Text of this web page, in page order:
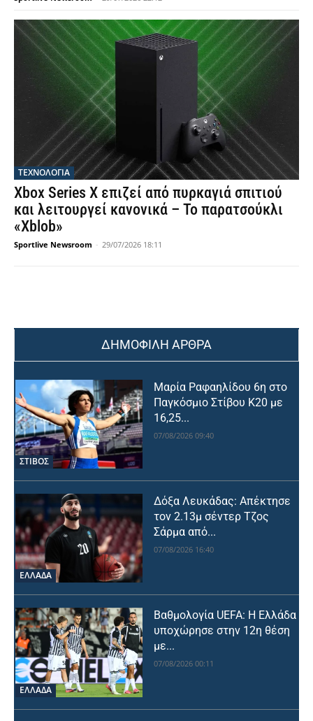
ΤΕΧΝΟΛΟΓΙΑ
Xbox Series X επιζεί από πυρκαγιά σπιτιού
και λειτουργεί κανονικά – Το παρατσούκλι
«Xblob»
Sportlive Newsroom - 29/07/2026 18:11
ΔΗΜΟΦΙΛΗ ΑΡΘΡΑ
ΣΤΙΒΟΣ
Μαρία Ραφαηλίδου 6η στο
Παγκόσμιο Στίβου Κ20 με
16,25...
07/08/2026 09:40
ΕΛΛΑΔΑ
Δόξα Λευκάδας: Απέκτησε
τον 2.13μ σέντερ Τζος
Σάρμα από...
07/08/2026 16:40
ΕΛΛΑΔΑ
Βαθμολογία UEFA: Η Ελλάδα
υποχώρησε στην 12η θέση
με...
07/08/2026 00:11